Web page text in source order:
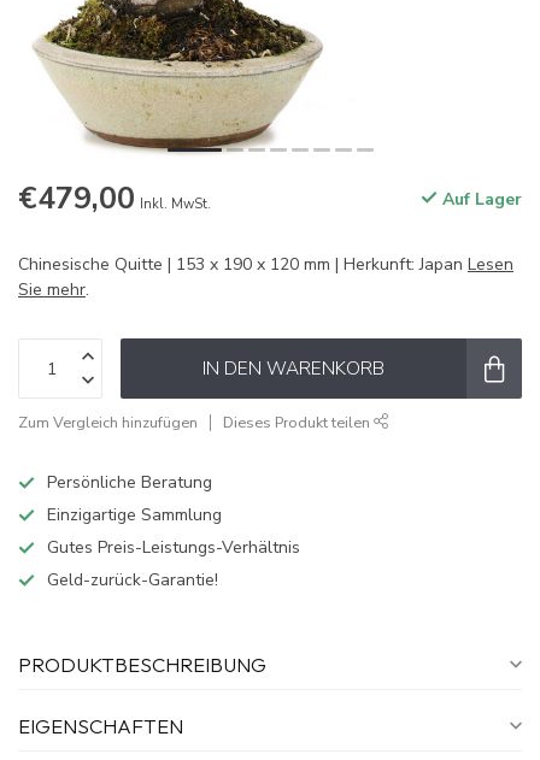
€479,00 Inkl. MwSt. Auf Lager
Chinesische Quitte | 153 x 190 x 120 mm | Herkunft: Japan Lesen
Sie mehr.
IN DEN WARENKORB
Zum Vergleich hinzufügen Dieses Produkt teilen
Persönliche Beratung
Einzigartige Sammlung
Gutes Preis-Leistungs-Verhältnis
Geld-zurück-Garantie!
PRODUKTBESCHREIBUNG
EIGENSCHAFTEN